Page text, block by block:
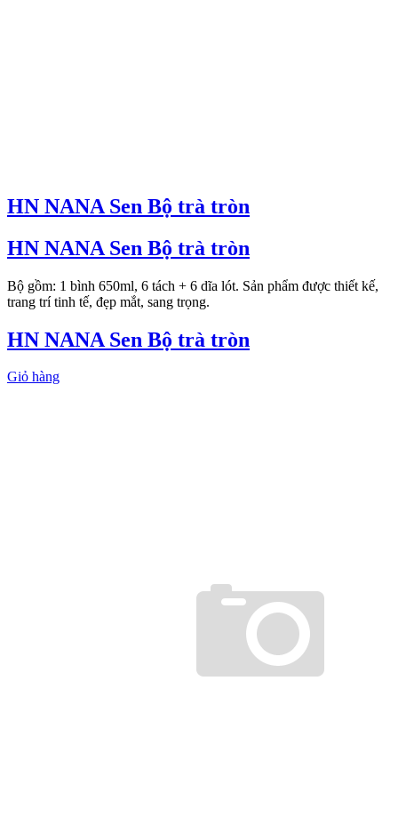
HN NANA Sen Bộ trà tròn
HN NANA Sen Bộ trà tròn
Bộ gồm: 1 bình 650ml, 6 tách + 6 dĩa lót. Sản phẩm được thiết kế,
trang trí tinh tế, đẹp mắt, sang trọng.
HN NANA Sen Bộ trà tròn
Giỏ hàng